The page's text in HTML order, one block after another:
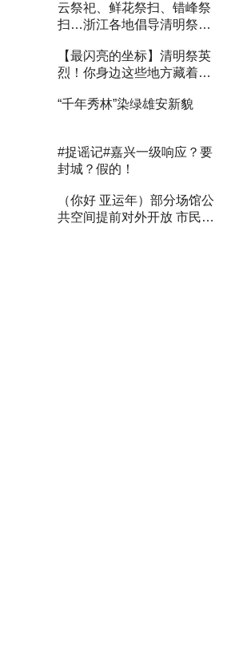
亲人
云祭祀、鲜花祭扫、错峰祭
扫…浙江各地倡导清明祭扫
【最闪亮的坐标】清明祭英
烈！你身边这些地方藏着英
“千年秀林”染绿雄安新貌
#捉谣记#嘉兴一级响应？要
封城？假的！
（你好 亚运年）部分场馆公
共空间提前对外开放 市民健